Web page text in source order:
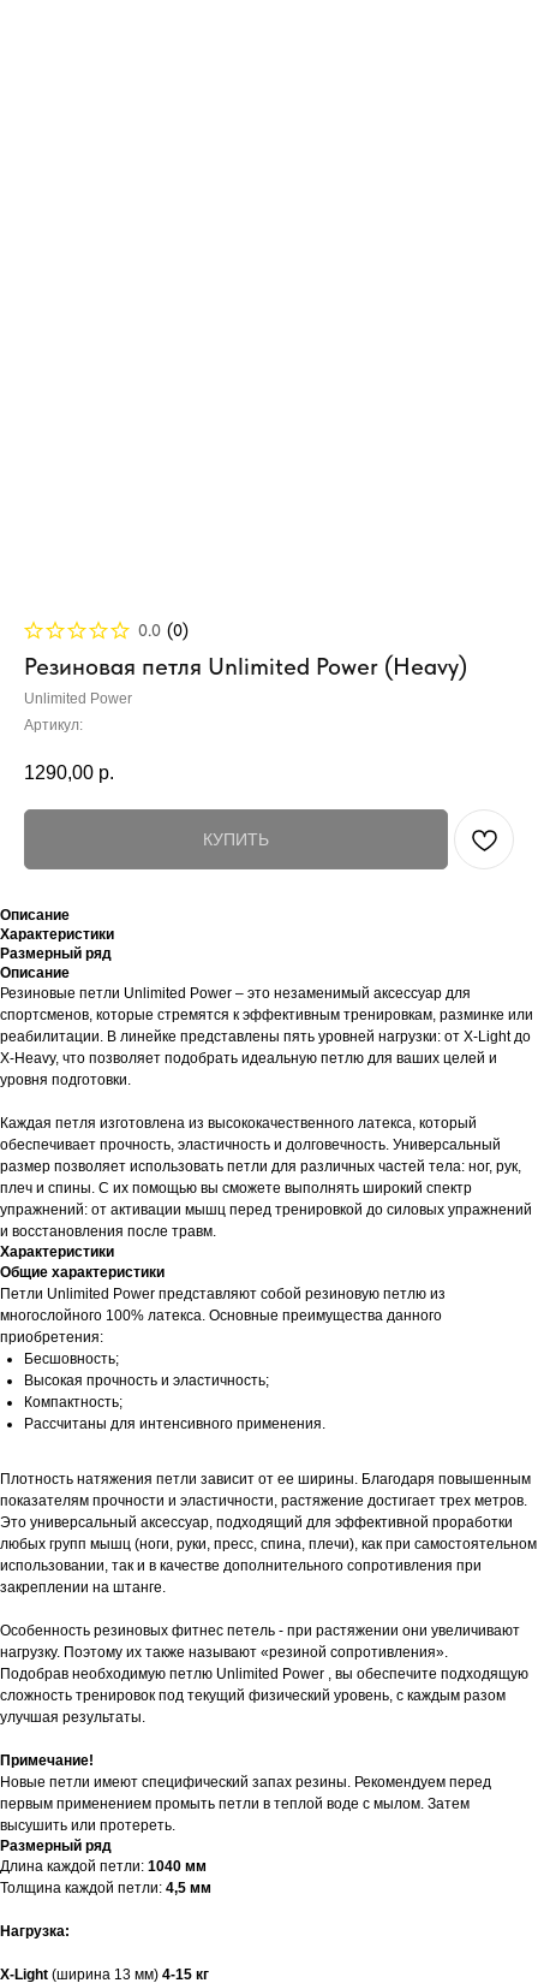
0.0 (0)
Резиновая петля Unlimited Power (Heavy)
Unlimited Power
Артикул:
1290,00 р.
КУПИТЬ
Описание
Характеристики
Размерный ряд
Описание
Резиновые петли Unlimited Power – это незаменимый аксессуар для
спортсменов, которые стремятся к эффективным тренировкам, разминке или
реабилитации. В линейке представлены пять уровней нагрузки: от X-Light до
X-Heavy, что позволяет подобрать идеальную петлю для ваших целей и
уровня подготовки.
Каждая петля изготовлена из высококачественного латекса, который
обеспечивает прочность, эластичность и долговечность. Универсальный
размер позволяет использовать петли для различных частей тела: ног, рук,
плеч и спины. С их помощью вы сможете выполнять широкий спектр
упражнений: от активации мышц перед тренировкой до силовых упражнений
и восстановления после травм.
Характеристики
Общие характеристики
Петли Unlimited Power представляют собой резиновую петлю из
многослойного 100% латекса. Основные преимущества данного
приобретения:
Бесшовность;
Высокая прочность и эластичность;
Компактность;
Рассчитаны для интенсивного применения.
Плотность натяжения петли зависит от ее ширины. Благодаря повышенным
показателям прочности и эластичности, растяжение достигает трех метров.
Это универсальный аксессуар, подходящий для эффективной проработки
любых групп мышц (ноги, руки, пресс, спина, плечи), как при самостоятельном
использовании, так и в качестве дополнительного сопротивления при
закреплении на штанге.
Особенность резиновых фитнес петель - при растяжении они увеличивают
нагрузку. Поэтому их также называют «резиной сопротивления».
Подобрав необходимую петлю Unlimited Power , вы обеспечите подходящую
сложность тренировок под текущий физический уровень, с каждым разом
улучшая результаты.
Примечание!
Новые петли имеют специфический запах резины. Рекомендуем перед
первым применением промыть петли в теплой воде с мылом. Затем
высушить или протереть.
Размерный ряд
Длина каждой петли: 1040 мм
Толщина каждой петли: 4,5 мм
Нагрузка:
X-Light (ширина 13 мм) 4-15 кг